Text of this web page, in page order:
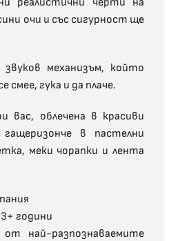
очи и със сигурност ще
механизъм, който
смее, гука и да плаче.
вас, облечена в красиви
в пастелни
меки чорапки и лента
3+ години
най-разпознаваемите